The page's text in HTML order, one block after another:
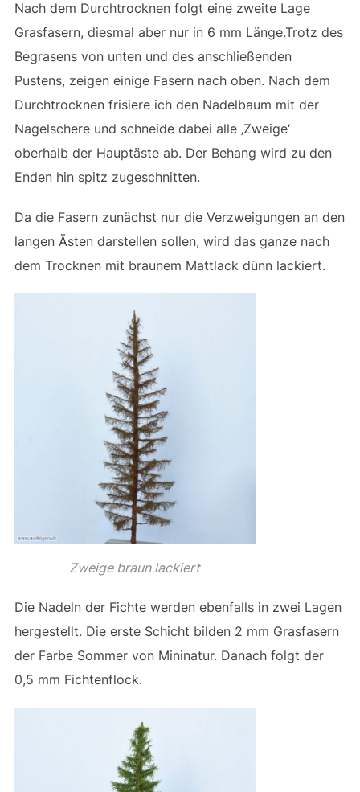
Nach dem Durchtrocknen folgt eine zweite Lage
Grasfasern, diesmal aber nur in 6 mm Länge.Trotz des
Begrasens von unten und des anschließenden
Pustens, zeigen einige Fasern nach oben. Nach dem
Durchtrocknen frisiere ich den Nadelbaum mit der
Nagelschere und schneide dabei alle ‚Zweige‘
oberhalb der Hauptäste ab. Der Behang wird zu den
Enden hin spitz zugeschnitten.
Da die Fasern zunächst nur die Verzweigungen an den
langen Ästen darstellen sollen, wird das ganze nach
dem Trocknen mit braunem Mattlack dünn lackiert.
Zweige braun lackiert
Die Nadeln der Fichte werden ebenfalls in zwei Lagen
hergestellt. Die erste Schicht bilden 2 mm Grasfasern
der Farbe Sommer von Mininatur. Danach folgt der
0,5 mm Fichtenflock.